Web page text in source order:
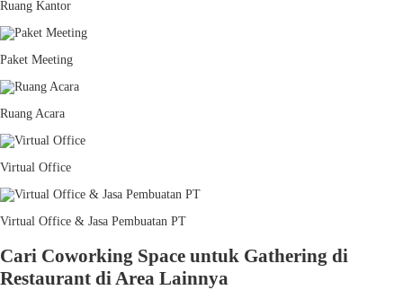
Ruang Kantor
Paket Meeting
Ruang Acara
Virtual Office
Virtual Office & Jasa Pembuatan PT
Cari Coworking Space untuk Gathering di
Restaurant di Area Lainnya